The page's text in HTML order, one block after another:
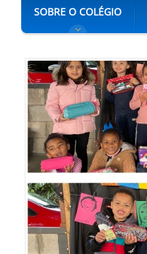
SOBRE O COLÉGIO